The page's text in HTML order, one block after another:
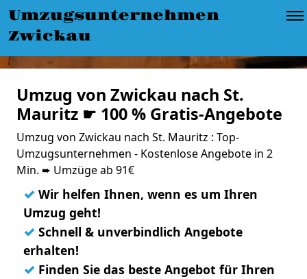
Umzugsunternehmen
Zwickau
Umzug von Zwickau nach St.
Mauritz ☛ 100 % Gratis-Angebote
Umzug von Zwickau nach St. Mauritz : Top-
Umzugsunternehmen - Kostenlose Angebote in 2
Min. ➨ Umzüge ab 91€
✓ Wir helfen Ihnen, wenn es um Ihren
Umzug geht!
✓ Schnell & unverbindlich Angebote
erhalten!
✓ Finden Sie das beste Angebot für Ihren